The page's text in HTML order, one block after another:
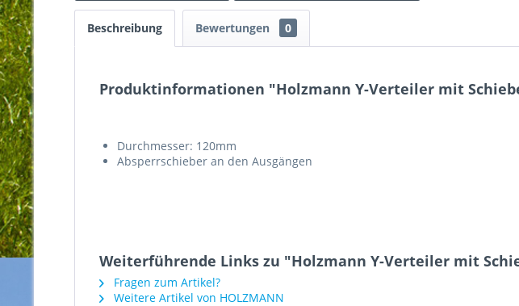
Beschreibung Bewertungen 0
Produktinformationen "Holzmann Y-Verteiler mit
Durchmesser: 120mm
Absperrschieber an den Ausgängen
Weiterführende Links zu "Holzmann Y-Verteiler mit
Fragen zum Artikel?
Weitere Artikel von HOLZMANN